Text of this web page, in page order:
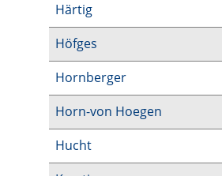
Härtig
Höfges
Hornberger
Horn-von Hoegen
Hucht